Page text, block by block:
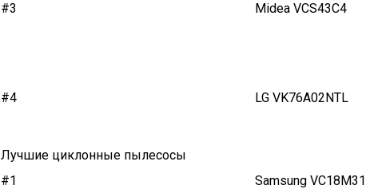
#3 Midea VCS43C4
#4 LG VK76A02NTL
Лучшие циклонные пылесосы
#1
Samsung